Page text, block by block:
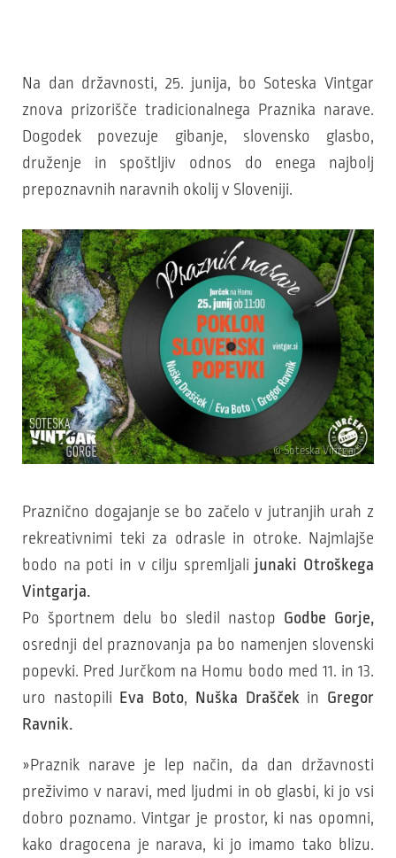
Na dan državnosti, 25. junija, bo Soteska Vintgar
znova prizorišče tradicionalnega Praznika narave.
Dogodek povezuje gibanje, slovensko glasbo,
druženje in spoštljiv odnos do enega najbolj
prepoznavnih naravnih okolij v Sloveniji.
© Soteska Vintgar
Praznično dogajanje se bo začelo v jutranjih urah z
rekreativnimi teki za odrasle in otroke. Najmlajše
bodo na poti in v cilju spremljali junaki Otroškega
Vintgarja.
Po športnem delu bo sledil nastop Godbe Gorje,
osrednji del praznovanja pa bo namenjen slovenski
popevki. Pred Jurčkom na Homu bodo med 11. in 13.
uro nastopili Eva Boto, Nuška Drašček in Gregor
Ravnik.
»Praznik narave je lep način, da dan državnosti
preživimo v naravi, med ljudmi in ob glasbi, ki jo vsi
dobro poznamo. Vintgar je prostor, ki nas opomni,
kako dragocena je narava, ki jo imamo tako blizu.